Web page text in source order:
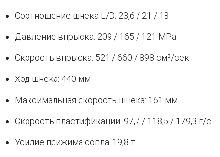
Соотношение шнека L/D: 23,6 / 21 / 18
Давление впрыска: 209 / 165 / 121 MPa
Скорость впрыска: 521 / 660 / 898 см³/сек
Ход шнека: 440 мм
Максимальная скорость шнека: 161 мм
Скорость пластификации: 97,7 / 118,5 / 179,3 г/с
Усилие прижима сопла: 19,8 т